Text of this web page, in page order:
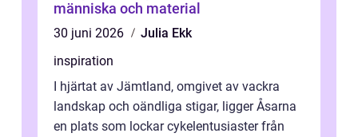
människa och material
30 juni 2026
Julia Ekk
inspiration
I hjärtat av Jämtland, omgivet av vackra
landskap och oändliga stigar, ligger Åsarna
en plats som lockar cykelentusiaster från